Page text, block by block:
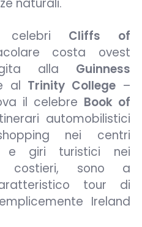
naturali.
celebri Cliffs of
costa ovest
gita alla Guinness
al Trinity College–
il celebre Book of
automobilistici
nei centri
e giri turistici nei
costieri, sono a
tour di
Ireland